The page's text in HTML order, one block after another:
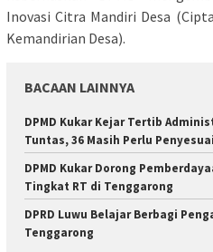
Inovasi Citra Mandiri Desa
Kemandirian Desa).
BACAAN LAINNYA
DPMD Kukar Kejar Tertib
Tuntas, 36 Masih Perlu
DPMD Kukar Dorong
Tingkat RT di Tenggarong
DPRD Luwu Belajar Berbagi
Tenggarong